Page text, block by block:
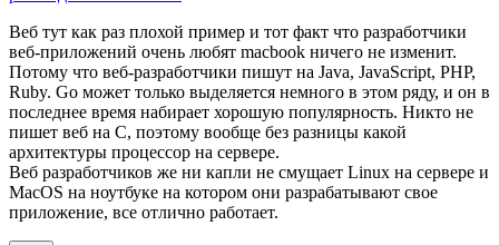
Веб тут как раз плохой пример и тот факт что разработчики
веб-приложений очень любят macbook ничего не изменит.
Потому что веб-разработчики пишут на Java, JavaScript, PHP,
Ruby. Go может только выделяется немного в этом ряду, и он в
последнее время набирает хорошую популярность. Никто не
пишет веб на С, поэтому вообще без разницы какой
архитектуры процессор на сервере.
Веб разработчиков же ни капли не смущает Linux на сервере и
MacOS на ноутбуке на котором они разрабатывают свое
приложение, все отлично работает.